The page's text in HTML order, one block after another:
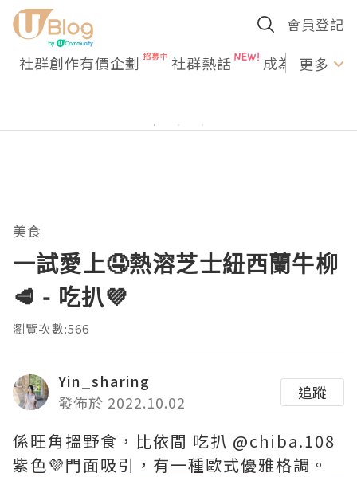
會員登記
社群創作有價企劃 社群熱話 成為U更多
美食
一試愛上🤤熱溶芝士紐西蘭牛柳
🥩 - 吃扒💜
瀏覽次數:566
Yin_sharing
發佈於 2022.10.02
追蹤
係旺角搵野食，比依間 吃扒 @chiba.108
紫色💜門面吸引，有一種歐式優雅格調。